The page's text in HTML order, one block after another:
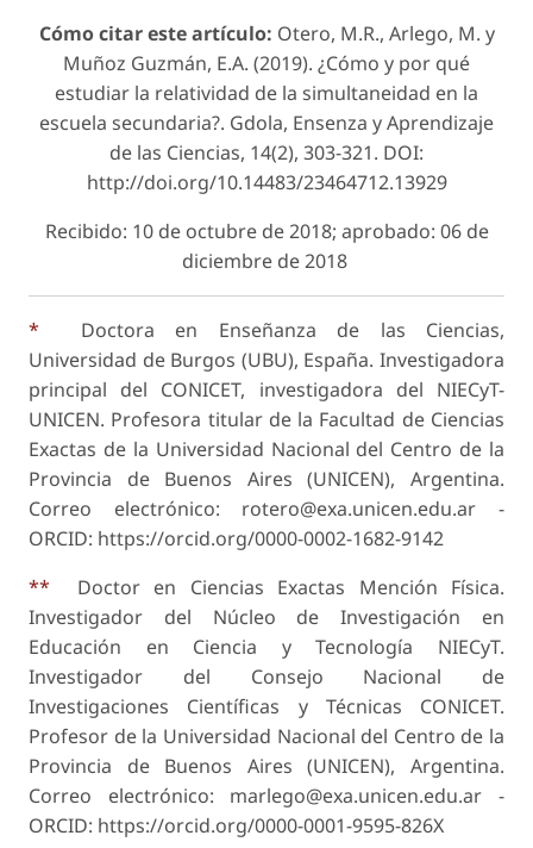
Cómo citar este artículo: Otero, M.R., Arlego, M. y
Muñoz Guzmán, E.A. (2019). ¿Cómo y por qué
estudiar la relativi­dad de la simultaneidad en la
escuela secundaria?. Gdola, Ensenza y Aprendizaje
de las Ciencias, 14(2), 303-321. DOI:
http://doi.org/10.14483/23464712.13929
Recibido: 10 de octubre de 2018; aprobado: 06 de
diciembre de 2018
*
Doctora en Enseñanza de las Ciencias,
Universidad de Burgos (UBU), España. Investigadora
principal del CONICET, investigadora del NIECyT-
UNICEN. Profesora titular de la Facultad de Ciencias
Exactas de la Universidad Nacional del Centro de la
Provincia de Buenos Aires (UNICEN), Argentina.
Correo electrónico: rotero@exa.unicen.edu.ar -
ORCID: https://orcid.org/0000-0002-1682-9142
**
Doctor en Ciencias Exactas Mención Física.
Investigador del Núcleo de Investigación en
Educación en Ciencia y Tecnología NIECyT.
Investigador del Consejo Nacional de
Investigaciones Científicas y Técnicas CONICET.
Profesor de la Universidad Nacional del Centro de la
Provincia de Buenos Aires (UNICEN), Argentina.
Correo electrónico: marlego@exa.unicen.edu.ar -
ORCID: https://orcid.org/0000-0001-9595-826X